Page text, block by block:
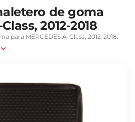
de goma
2012-2018
para MERCEDES A-Class, 2012-2018.